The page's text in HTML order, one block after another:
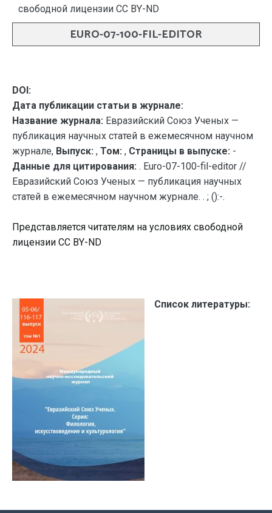
свободной лицензии CC BY-ND
EURO-07-100-FIL-EDITOR
DOI:
Дата публикации статьи в журнале:
Название журнала: Евразийский Союз Ученых —
публикация научных статей в ежемесячном научном
журнале, Выпуск: , Том: , Страницы в выпуске: -
Данные для цитирования: . Euro-07-100-fil-editor //
Евразийский Союз Ученых — публикация научных
статей в ежемесячном научном журнале. . ; ():-.
Представляется читателям на условиях свободной
лицензии CC BY-ND
Список литературы: